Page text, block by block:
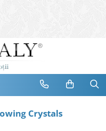
Crystals